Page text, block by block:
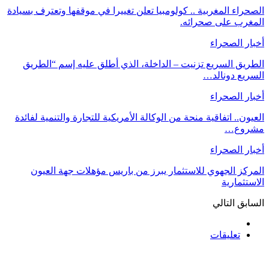
الصحراء المغربية .. كولومبيا تعلن تغييرا في موقفها وتعترف بسيادة
المغرب على صحرائه.
أخبار الصحراء
الطريق السريع تزنيت – الداخلة، الذي أطلق عليه إسم “الطريق
السريع دونالد…
أخبار الصحراء
العيون.. اتفاقية منحة من الوكالة الأمريكية للتجارة والتنمية لفائدة
مشروع…
أخبار الصحراء
المركز الجهوي للاستثمار يبرز من باريس مؤهلات جهة العيون
الاستثمارية
السابق التالي
تعليقات